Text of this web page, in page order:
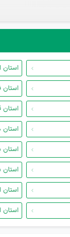
استان
استان
استان
استان
استان